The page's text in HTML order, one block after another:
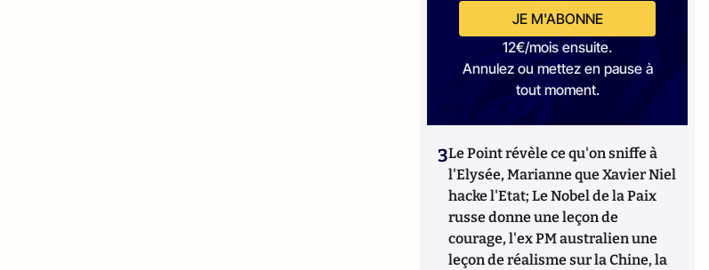
JE M'ABONNE
12€/mois ensuite.
Annulez ou mettez en pause à
tout moment.
3Le Point révèle ce qu'on sniffe à
l'Elysée, Marianne que Xavier Niel
hacke l'Etat; Le Nobel de la Paix
russe donne une leçon de
courage, l'ex PM australien une
leçon de réalisme sur la Chine, la